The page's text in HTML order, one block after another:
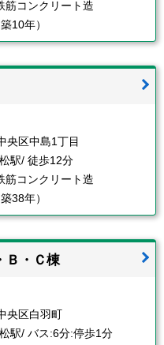
筋コンクリート造
10年）
央区中島1丁目
駅/ 徒歩12分
筋コンクリート造
38年）
Ｂ・Ｃ棟
央区白羽町
駅/ バス:6分:停歩1分